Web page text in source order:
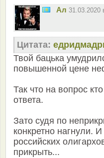
Ал 31.03.2020
Цитата:
Твой бацька
повышенной цене
Так что на вопрос
ответа.
Зато судя по
конкретно нагнули.
российских
прикрыть...